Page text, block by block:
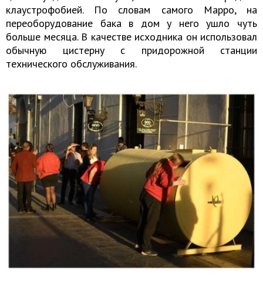
клаустрофобией. По словам самого Марро, на
переоборудование бака в дом у него ушло чуть
больше месяца. В качестве исходника он использовал
обычную цистерну с придорожной станции
технического обслуживания.